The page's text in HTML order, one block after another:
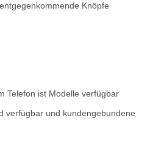
Knöpfe
Telefon ist Modelle verfügbar
verfügbar und kundengebundene